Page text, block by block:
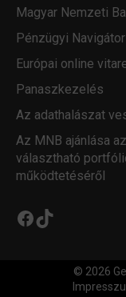
Magyar Nemzeti
Pénzügyi Navigátor
Európai online
Panaszkezelés
Az adathalászat
Az MNB ajánlása
választható
működtetéséről
Facebook
TikTok
© 2026